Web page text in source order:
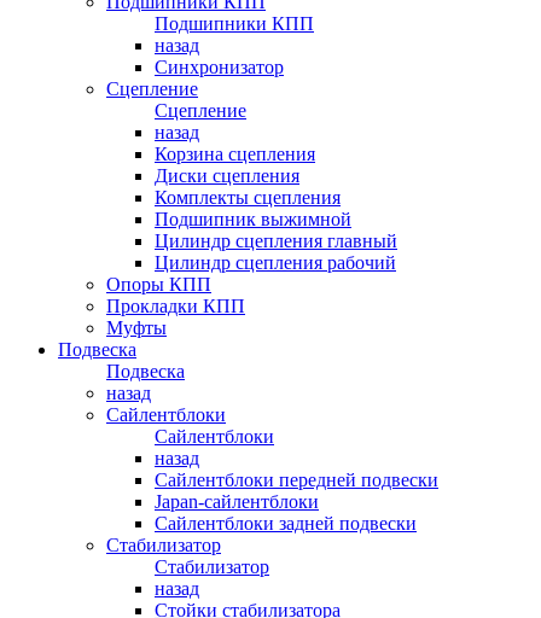
Подшипники КПП
назад
Синхронизатор
Сцепление
Сцепление
назад
Корзина сцепления
Диски сцепления
Комплекты сцепления
Подшипник выжимной
Цилиндр сцепления главный
Цилиндр сцепления рабочий
Опоры КПП
Прокладки КПП
Муфты
Подвеска
Подвеска
назад
Сайлентблоки
Сайлентблоки
назад
Сайлентблоки передней подвески
Japan-сайлентблоки
Сайлентблоки задней подвески
Стабилизатор
Стабилизатор
назад
Стойки стабилизатора